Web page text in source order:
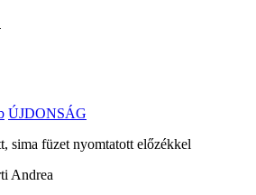
ÚJDONSÁG
sima füzet nyomtatott előzékkel
Andrea